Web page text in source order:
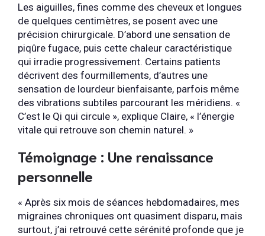
Les aiguilles, fines comme des cheveux et longues
de quelques centimètres, se posent avec une
précision chirurgicale. D’abord une sensation de
piqûre fugace, puis cette chaleur caractéristique
qui irradie progressivement. Certains patients
décrivent des fourmillements, d’autres une
sensation de lourdeur bienfaisante, parfois même
des vibrations subtiles parcourant les méridiens. «
C’est le Qi qui circule », explique Claire, « l’énergie
vitale qui retrouve son chemin naturel. »
Témoignage : Une renaissance
personnelle
« Après six mois de séances hebdomadaires, mes
migraines chroniques ont quasiment disparu, mais
surtout, j’ai retrouvé cette sérénité profonde que je